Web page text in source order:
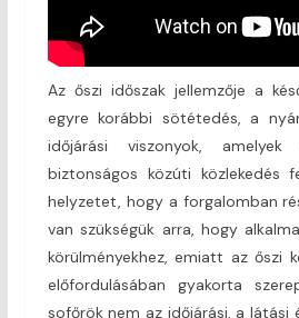
Az őszi időszak jellemzője a
egyre korábbi sötétedés, a
időjárási viszonyok,
biztonságos közúti közlekedés
helyzetet, hogy a forgalomban
van szükségük arra, hogy
körülményekhez, emiatt az őszi
előfordulásában gyakorta
sofőrök nem az időjárási, a látási